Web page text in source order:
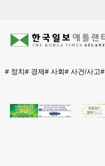
# 정치# 경제# 사회# 사건/사고#